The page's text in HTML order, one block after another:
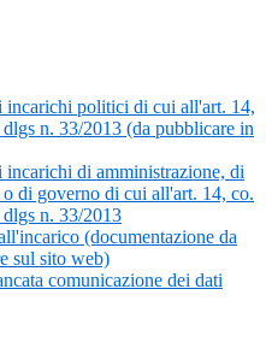
incarichi politici di cui all'art. 14,
n. 33/2013 (da pubblicare in
incarichi di amministrazione, di
di governo di cui all'art. 14, co.
n. 33/2013
(documentazione da
sul sito web)
comunicazione dei dati